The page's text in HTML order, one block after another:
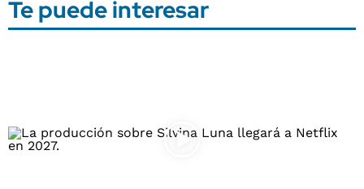
Te puede interesar